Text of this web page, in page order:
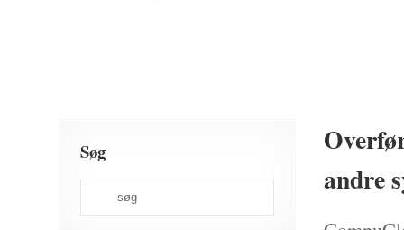
Søg
andre